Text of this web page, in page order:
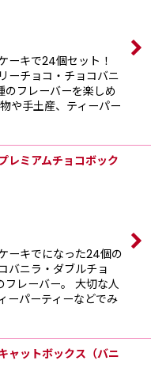
ーキで24個セット！
ーチョコ・チョコバニ
フレーバーを楽しめ
や手土産、ティーパー
レミアムチョコボック
ーキでになった24個の
バニラ・ダブルチョ
レーバー。 大切な人
ーパーティーなどでみ
ャットボックス（バニ